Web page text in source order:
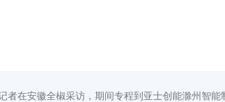
者在安徽全椒采访，期间专程到亚士创能滁州智